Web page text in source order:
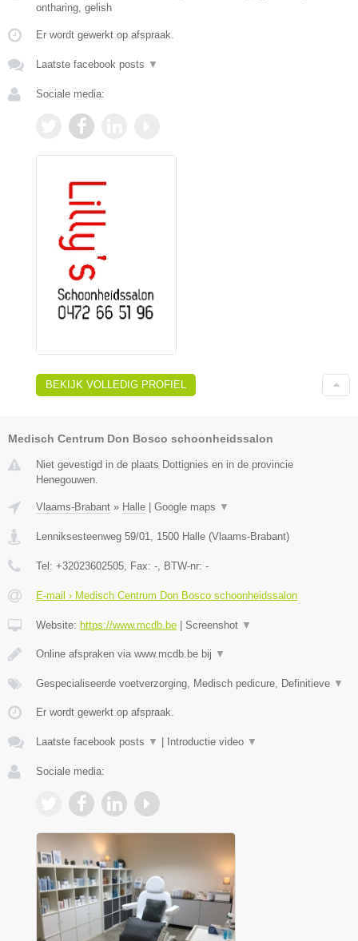
ontharing, gelish
Er wordt gewerkt op afspraak.
Laatste facebook posts ▼
Sociale media:
BEKIJK VOLLEDIG PROFIEL
Medisch Centrum Don Bosco schoonheidssalon
Niet gevestigd in de plaats Dottignies en in de provincie
Henegouwen.
Vlaams-Brabant » Halle | Google maps ▼
Lenniksesteenweg 59/01 1500 Halle (Vlaams-Brabant)
Tel: +32023602505 , Fax: - , BTW-nr: -
E-mail › Medisch Centrum Don Bosco schoonheidssalon
Website: https://www.mcdb.be | Screenshot ▼
Online afspraken via www.mcdb.be bij ▼
Gespecialiseerde voetverzorging, Medisch pedicure, Definitieve ▼
Er wordt gewerkt op afspraak.
Laatste facebook posts ▼ | Introductie video ▼
Sociale media: